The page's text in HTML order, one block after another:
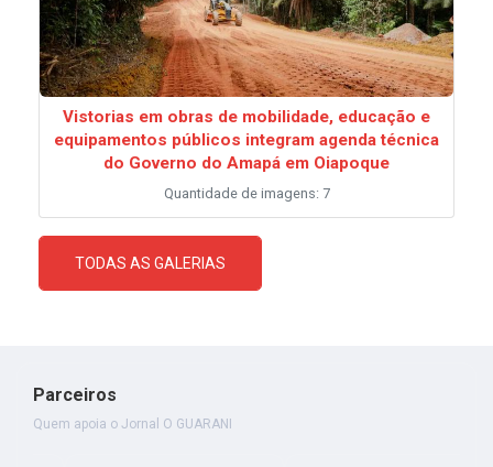
Vistorias em obras de mobilidade, educação e
equipamentos públicos integram agenda técnica
do Governo do Amapá em Oiapoque
Quantidade de imagens: 7
TODAS AS GALERIAS
Parceiros
Quem apoia o Jornal O GUARANI